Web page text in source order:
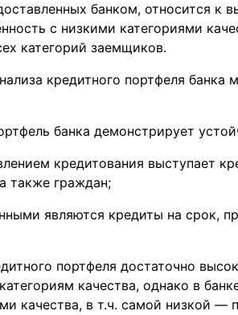
банком, относится к
с низкими категориями
категорий заемщиков.
кредитного портфеля
банка демонстрирует
кредитования выступает
также граждан;
являются кредиты на срок,
портфеля достаточно
качества, однако в
качества, в т.ч. самой низкой —